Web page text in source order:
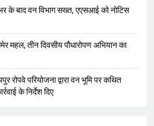
के बाद वन विभाग सख्त, एएसआई को नोटिस
महल, तीन दिवसीय पौधारोपण अभियान का
रोपवे परियोजना द्वारा वन भूमि पर कथित
के निर्देश दिए